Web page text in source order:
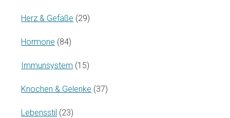
Herz & Gefäße (29)
Hormone (84)
Immunsystem (15)
Knochen & Gelenke (37)
Lebensstil (23)